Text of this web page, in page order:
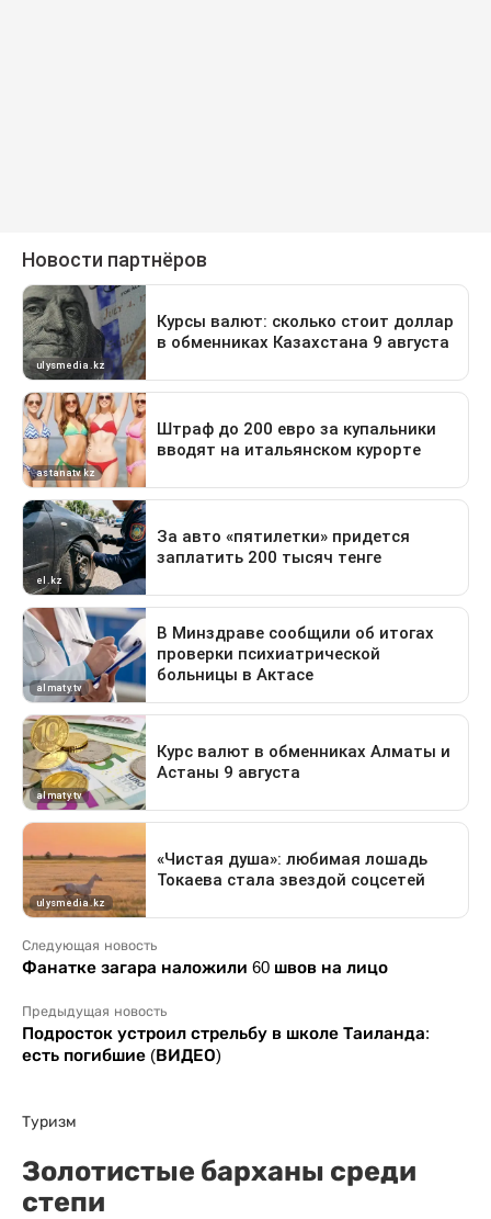
Следующая новость
Фанатке загара наложили 60 швов на лицо
Предыдущая новость
Подросток устроил стрельбу в школе Таиланда:
есть погибшие (ВИДЕО)
Туризм
Золотистые барханы среди
степи